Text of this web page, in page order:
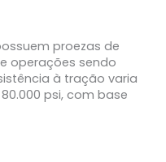
proezas de
operações sendo
à tração varia
psi, com base